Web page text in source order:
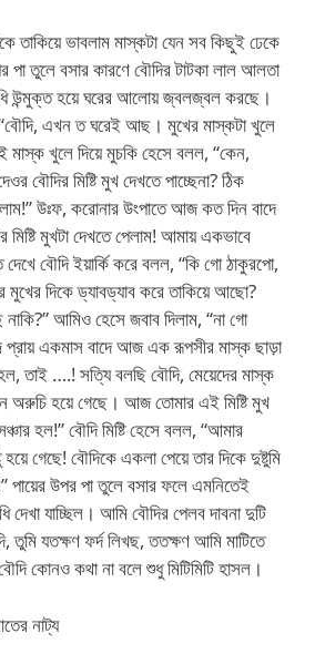
তাকিয়ে ভাবলাম মাস্কটা যেন সব কিছুই ঢেকে
পা তুলে বসার কারণে বৌদির টাটকা লাল আলতা
উন্মুক্ত হয়ে ঘরের আলোয় জ্বলজ্বল করছে।
এখন ত ঘরেই আছ। মুখের মাস্কটা খুলে
মাস্ক খুলে দিয়ে মুচকি হেসে বলল, “কেন,
বৌদির মিষ্টি মুখ দেখতে পাচ্ছেনা? ঠিক
উঃফ, করোনার উংপাতে আজ কত দিন বাদে
মুখটা দেখতে পেলাম! আমায় একভাবে
দেখে বৌদি ইয়ার্কি করে বলল, “কি গো ঠাকুরপো,
দিকে ড্যাবড্যাব করে তাকিয়ে আছো?
আমিও হেসে জবাব দিলাম, “না গো
একমাস বাদে আজ এক রূপসীর মাস্ক ছাড়া
তাই ….! সত্যি বলছি বৌদি, মেয়েদের মাস্ক
অরুচি হয়ে গেছে। আজ তোমার এই মিষ্টি মুখ
হল!” বৌদি মিষ্টি হেসে বলল, “আমার
গেছে! বৌদিকে একলা পেয়ে তার দিকে দুষ্টুমি
পায়ের উপর পা তুলে বসার ফলে এমনিতেই
দেখা যাচ্ছিল। আমি বৌদির পেলব দাবনা দুটি
তুমি যতক্ষণ ফর্দ লিখছ, ততক্ষণ আমি মাটিতে
কোনও কথা না বলে শুধু মিটিমিটি হাসল।
নাট্য